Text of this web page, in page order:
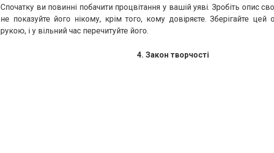
Спочатку ви повинні побачити процвітання у вашій уяві. Зробіть опис
не показуйте його нікому, крім того, кому довіряєте. Зберігайте цей
рукою, і у вільний час перечитуйте його.
4. Закон творчості